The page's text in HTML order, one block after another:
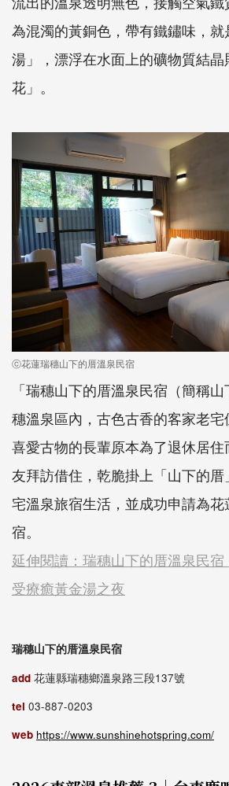
為混濁的黃銅色，帶有鐵鏽味，
湯」，漂浮在水面上的礦物質結晶
花」。
ⓒ花蓮瑞穗山下的厝溫泉民宿
「瑞穗山下的厝溫泉民宿（簡稱
穗溫泉區內，古色古香的客家老宅
喜愛古物的長輩原本為了退休居
友拜訪借住，乾脆掛上「山下的
宅溫泉旅宿生活，並成功申請為
宿。
延伸閱讀：瑞穗山下的厝溫泉民
受療癒黃金湯之夜
瑞穗山下的厝溫泉民宿
add 花蓮縣瑞穗鄉溫泉路三段137號
tel 03-887-0203
web https://www.sunshinehotspring.com/